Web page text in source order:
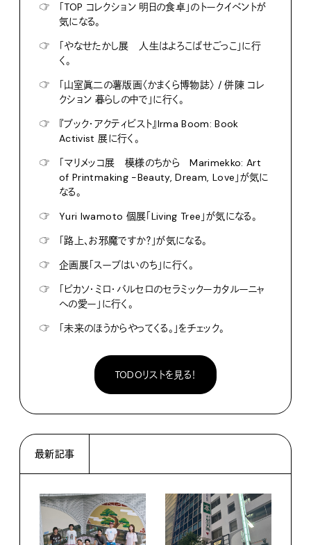
☞
「TOP コレクション 明日の食卓」のトークイベントが
気になる。
☞
「やなせたかし展 人生はよろこばせごっこ」に行
く。
☞
「山室眞二の薯版画〈かまくら博物誌〉 / 併陳 コレ
クション 暮らしの中で」に行く。
☞
『ブック・アクティビスト』Irma Boom: Book
Activist 展に行く。
☞
「マリメッコ展 模様のちから Marimekko: Art
of Printmaking -Beauty, Dream, Love」が気に
なる。
☞
Yuri Iwamoto 個展「Living Tree」が気になる。
☞
「路上、お邪魔ですか？」が気になる。
☞
企画展「スープはいのち」に行く。
☞
「ピカソ・ミロ・バルセロのセラミックーカタルーニャ
への愛ー」に行く。
☞
「未来のほうからやってくる。」をチェック。
TODOリストを見る！
最新記事